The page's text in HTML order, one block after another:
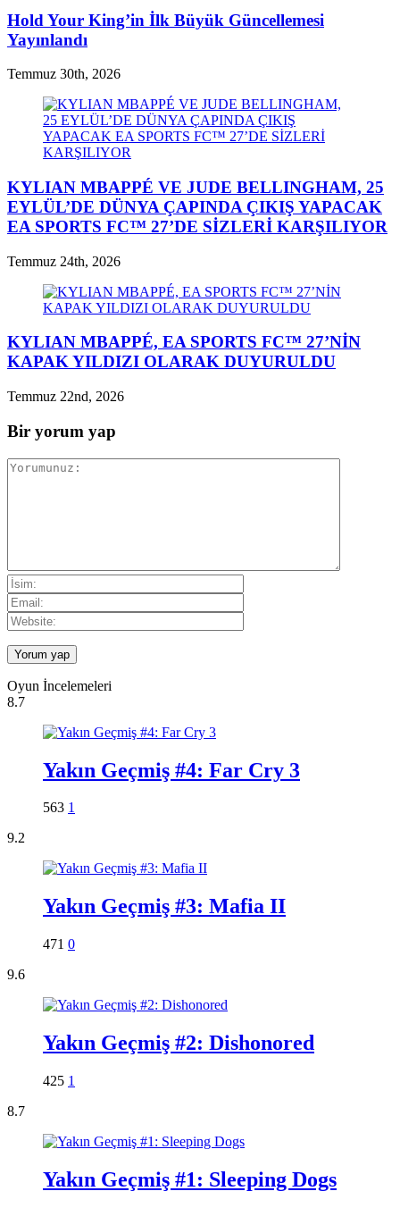
Hold Your King’in İlk Büyük Güncellemesi
Yayınlandı
Temmuz 30th, 2026
KYLIAN MBAPPÉ VE JUDE BELLINGHAM, 25
EYLÜL’DE DÜNYA ÇAPINDA ÇIKIŞ YAPACAK
EA SPORTS FC™ 27’DE SİZLERİ KARŞILIYOR
Temmuz 24th, 2026
KYLIAN MBAPPÉ, EA SPORTS FC™ 27’NİN
KAPAK YILDIZI OLARAK DUYURULDU
Temmuz 22nd, 2026
Bir yorum yap
Oyun İncelemeleri
8.7
Yakın Geçmiş #4: Far Cry 3
563 1
9.2
Yakın Geçmiş #3: Mafia II
471 0
9.6
Yakın Geçmiş #2: Dishonored
425 1
8.7
Yakın Geçmiş #1: Sleeping Dogs